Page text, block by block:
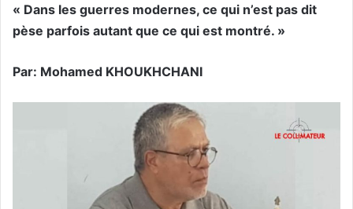
« Dans les guerres modernes, ce qui n’est pas dit
pèse parfois autant que ce qui est montré. »
Par: Mohamed KHOUKHCHANI